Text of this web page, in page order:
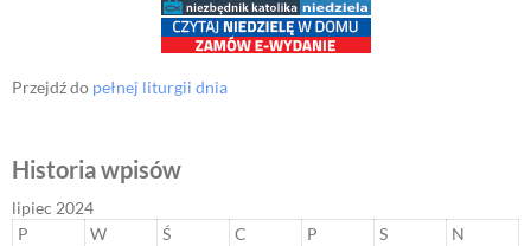
Przejdź do pełnej liturgii dnia
Historia wpisów
lipiec 2024
P
W Ś C P S
N